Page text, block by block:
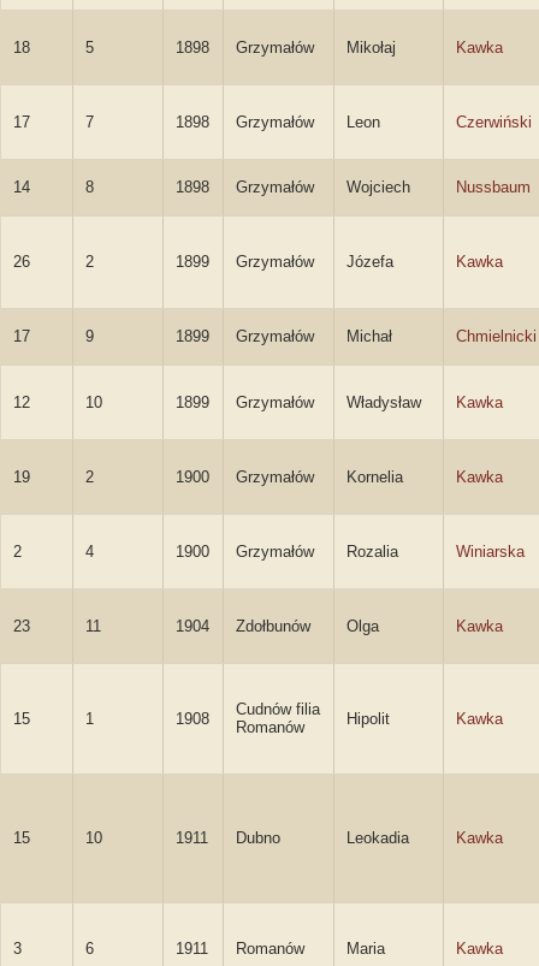
18 5 1898 Grzymałów Mikołaj Kawka
17 7 1898 Grzymałów Leon Czerwiński
14 8 1898 Grzymałów Wojciech Nussbaum
26 2 1899 Grzymałów Józefa Kawka
17 9 1899 Grzymałów Michał Chmielnicki
12 10 1899 Grzymałów Władysław Kawka
19 2 1900 Grzymałów Kornelia Kawka
2 4 1900 Grzymałów Rozalia Winiarska
23 11 1904 Zdołbunów Olga Kawka
15 1 1908
Cudnów filia
Romanów
Hipolit Kawka
15 10 1911 Dubno Leokadia Kawka
3 6 1911 Romanów Maria Kawka